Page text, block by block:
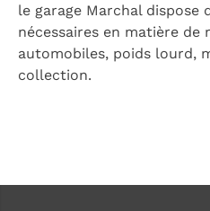
le garage Marchal dispose
nécessaires en matière de
automobiles, poids lourd,
collection.